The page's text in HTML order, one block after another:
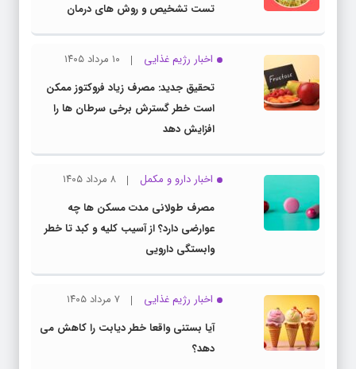
تست تشخیص و روش های درمان
اخبار رژیم غذایی
۱۰ مرداد ۱۴۰۵
تحقیق جدید: مصرف زیاد فروکتوز ممکن
است خطر گسترش برخی سرطان ها را
افزایش دهد
اخبار دارو و مکمل
۸ مرداد ۱۴۰۵
مصرف طولانی مدت مسکن ها چه
عوارضی دارد؟ از آسیب کلیه و کبد تا خطر
وابستگی دارویی
اخبار رژیم غذایی
۷ مرداد ۱۴۰۵
آیا بستنی واقعا خطر دیابت را کاهش می
دهد؟